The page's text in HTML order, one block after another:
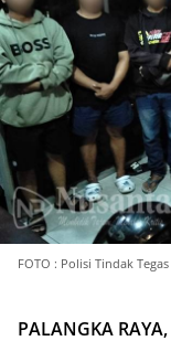
FOTO : Polisi Tindak
PALANGKA